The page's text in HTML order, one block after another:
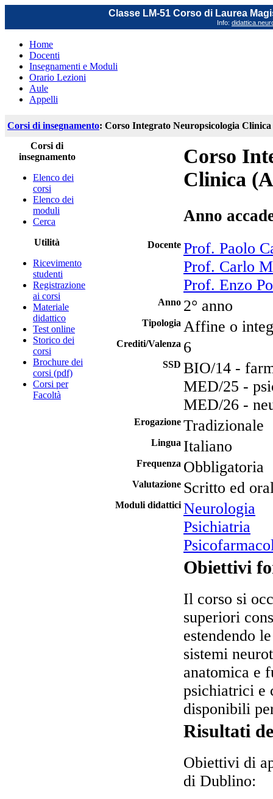
Classe LM-51 Corso di Laurea
Info:
Home
Docenti
Insegnamenti e Moduli
Orario Lezioni
Aule
Appelli
Corsi di insegnamento: Corso Integrato Neuropsicologia
Corsi di
insegnamento
Elenco dei
corsi
Elenco dei
moduli
Cerca
Utilità
Ricevimento
studenti
Registrazione
ai corsi
Materiale
didattico
Test online
Storico dei
corsi
Brochure dei
corsi (pdf)
Corsi per
Facoltà
Corso
Clinica
Anno
Docente Prof. Paolo
Prof. Carlo
Prof. Enzo
Anno 2° anno
Tipologia Affine o
Crediti/Valenza 6
SSD BIO/14 -
MED/25 -
MED/26 -
Erogazione Tradizionale
Lingua Italiano
Frequenza Obbligatoria
Valutazione Scritto ed
Moduli didattici Neurologia
Psichiatria
Obiettivi
Il corso si
superiori
estendendo
sistemi
anatomica e
psichiatrici e
disponibili
Risultati
Obiettivi di
di Dublino: